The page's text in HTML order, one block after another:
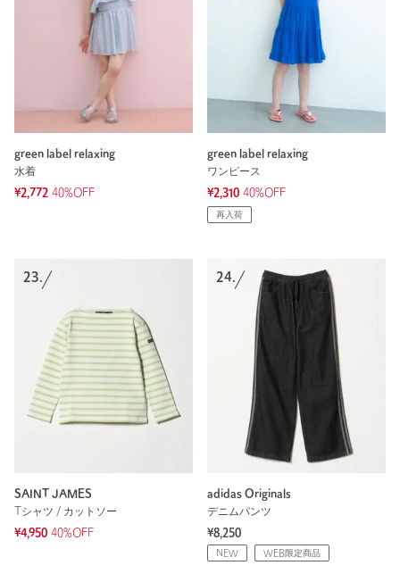
green label relaxing
水着
¥2,772 40%OFF
green label relaxing
ワンピース
¥2,310 40%OFF
再入荷
23.
SAINT JAMES
Tシャツ / カットソー
¥4,950 40%OFF
24.
adidas Originals
デニムパンツ
¥8,250
NEW WEB限定商品